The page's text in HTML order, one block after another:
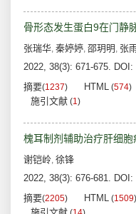
骨形态发生蛋白9在门静
张瑞华, 秦婷婷, 邵玥明 , 张
2022, 38(3): 671-675. DOI:
摘要(1237) HTML (574)
施引文献 (1)
槐耳制剂辅助治疗肝细
谢铠岭, 徐锋
2022, 38(3): 676-681. DOI:
摘要(2205) HTML (1509)